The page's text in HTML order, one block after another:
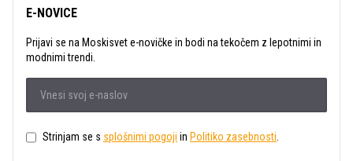
E-NOVICE
Prijavi se na Moskisvet e-novičke in bodi na tekočem z lepotnimi in
modnimi trendi.
Strinjam se s splošnimi pogoji in Politiko zasebnosti.